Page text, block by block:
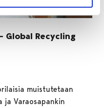
Global Recycling
muistutetaan
ja Varaosapankin